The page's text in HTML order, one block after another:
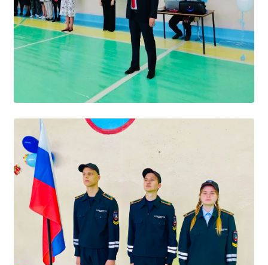
Общероссийская база вакансий "Работа в
России"
Сбербанк Онлайн - оплачивайте
образовательные услуги